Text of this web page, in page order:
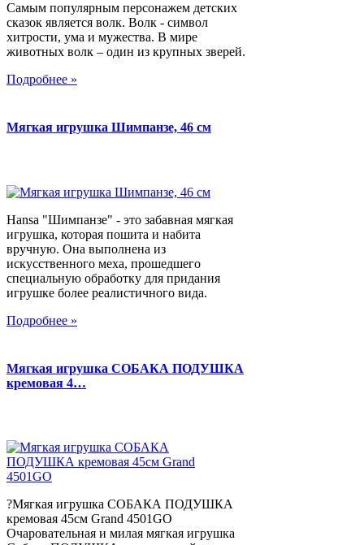
Самым популярным персонажем детских
сказок является волк. Волк - символ
хитрости, ума и мужества. В мире
животных волк – один из крупных зверей.
Подробнее »
Мягкая игрушка Шимпанзе, 46 см
Hansa "Шимпанзе" - это забавная мягкая
игрушка, которая пошита и набита
вручную. Она выполнена из
искусственного меха, прошедшего
специальную обработку для придания
игрушке более реалистичного вида.
Подробнее »
Мягкая игрушка СОБАКА ПОДУШКА
кремовая 4…
?Мягкая игрушка СОБАКА ПОДУШКА
кремовая 45см Grand 4501GO
Очаровательная и милая мягкая игрушка